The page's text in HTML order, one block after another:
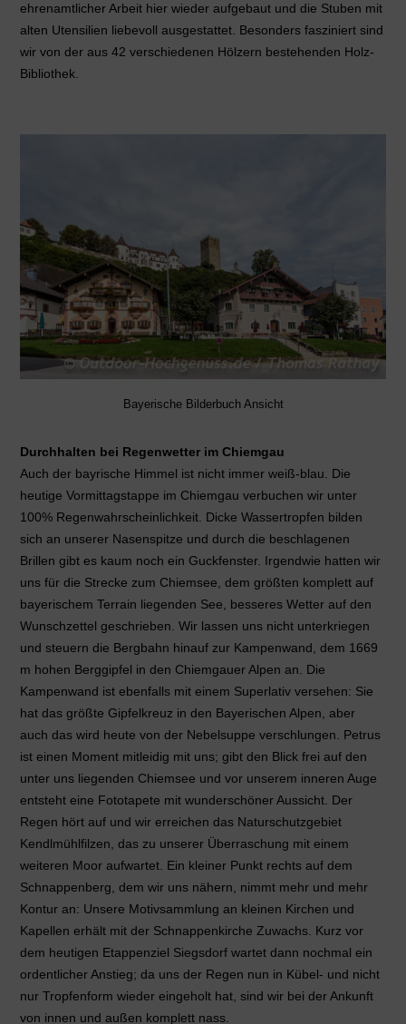
ehrenamtlicher Arbeit hier wieder aufgebaut und die Stuben mit
alten Utensilien liebevoll ausgestattet. Besonders fasziniert sind
wir von der aus 42 verschiedenen Hölzern bestehenden Holz-
Bibliothek.
Bayerische Bilderbuch Ansicht
Durchhalten bei Regenwetter im Chiemgau
Auch der bayrische Himmel ist nicht immer weiß-blau. Die
heutige Vormittagstappe im Chiemgau verbuchen wir unter
100% Regenwahrscheinlichkeit. Dicke Wassertropfen bilden
sich an unserer Nasenspitze und durch die beschlagenen
Brillen gibt es kaum noch ein Guckfenster. Irgendwie hatten wir
uns für die Strecke zum Chiemsee, dem größten komplett auf
bayerischem Terrain liegenden See, besseres Wetter auf den
Wunschzettel geschrieben. Wir lassen uns nicht unterkriegen
und steuern die Bergbahn hinauf zur Kampenwand, dem 1669
m hohen Berggipfel in den Chiemgauer Alpen an. Die
Kampenwand ist ebenfalls mit einem Superlativ versehen: Sie
hat das größte Gipfelkreuz in den Bayerischen Alpen, aber
auch das wird heute von der Nebelsuppe verschlungen. Petrus
ist einen Moment mitleidig mit uns; gibt den Blick frei auf den
unter uns liegenden Chiemsee und vor unserem inneren Auge
entsteht eine Fototapete mit wunderschöner Aussicht. Der
Regen hört auf und wir erreichen das Naturschutzgebiet
Kendlmühlfilzen, das zu unserer Überraschung mit einem
weiteren Moor aufwartet. Ein kleiner Punkt rechts auf dem
Schnappenberg, dem wir uns nähern, nimmt mehr und mehr
Kontur an: Unsere Motivsammlung an kleinen Kirchen und
Kapellen erhält mit der Schnappenkirche Zuwachs. Kurz vor
dem heutigen Etappenziel Siegsdorf wartet dann nochmal ein
ordentlicher Anstieg; da uns der Regen nun in Kübel- und nicht
nur Tropfenform wieder eingeholt hat, sind wir bei der Ankunft
von innen und außen komplett nass.